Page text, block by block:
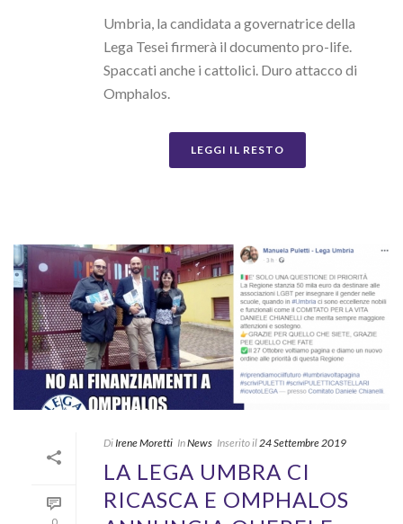
Umbria, la candidata a governatrice della
Lega Tesei firmerà il documento pro-life.
Spaccati anche i cattolici. Duro attacco di
Omphalos.
LEGGI IL RESTO
DiIrene Moretti InNews Inserito il24 Settembre 2019
LA LEGA UMBRA CI
RICASCA E OMPHALOS